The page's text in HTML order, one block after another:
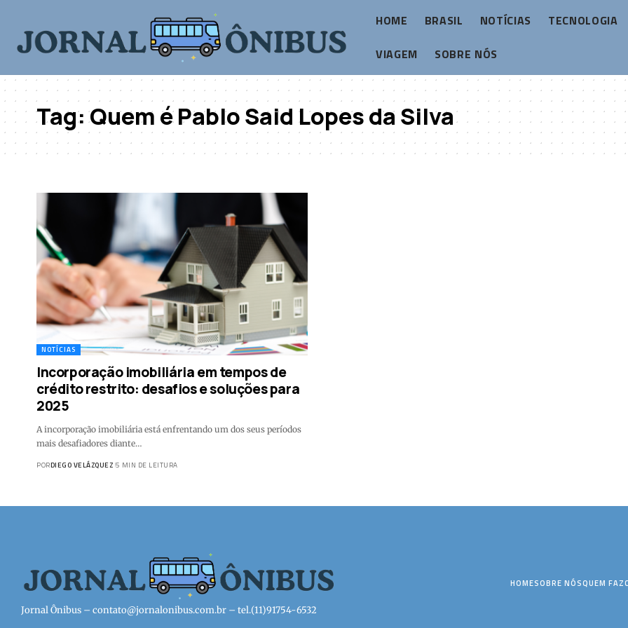
HOME BRASIL NOTÍCIAS
TECNOLOGIA
VIAGEM
SOBRE NÓS
Tag:Quem é Pablo Said Lopes da Silva
NOTÍCIAS
Incorporação imobiliária em tempos de
crédito restrito: desafios e soluções para
2025
A incorporação imobiliária está enfrentando um dos seus períodos
mais desafiadores diante…
PORDIEGO VELÁZQUEZ 5 MIN DE LEITURA
Jornal Ônibus – contato@jornalonibus.com.br – tel.(11)91754-6532
HOMESOBRE NÓSQUEM FAZ